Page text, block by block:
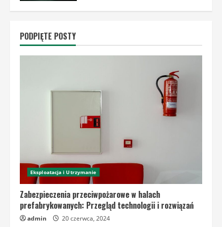
PODPIĘTE POSTY
Eksploatacja i Utrzymanie
Zabezpieczenia przeciwpożarowe w halach
prefabrykowanych: Przegląd technologii i rozwiązań
admin 20 czerwca, 2024